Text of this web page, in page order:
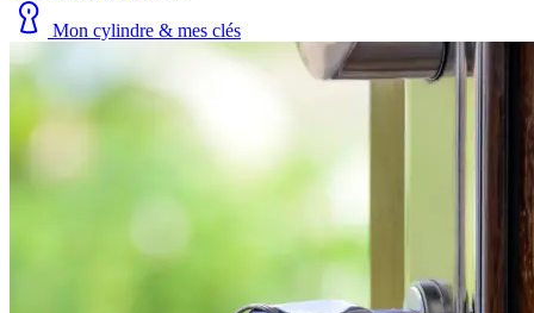
Mon cylindre & mes clés